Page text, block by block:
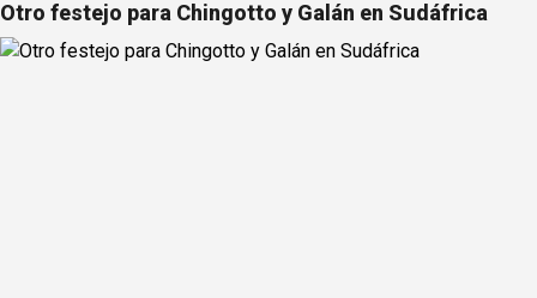
Otro festejo para Chingotto y Galán en Sudáfrica